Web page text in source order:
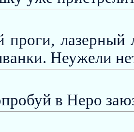
проги,
Неужели
в Неро